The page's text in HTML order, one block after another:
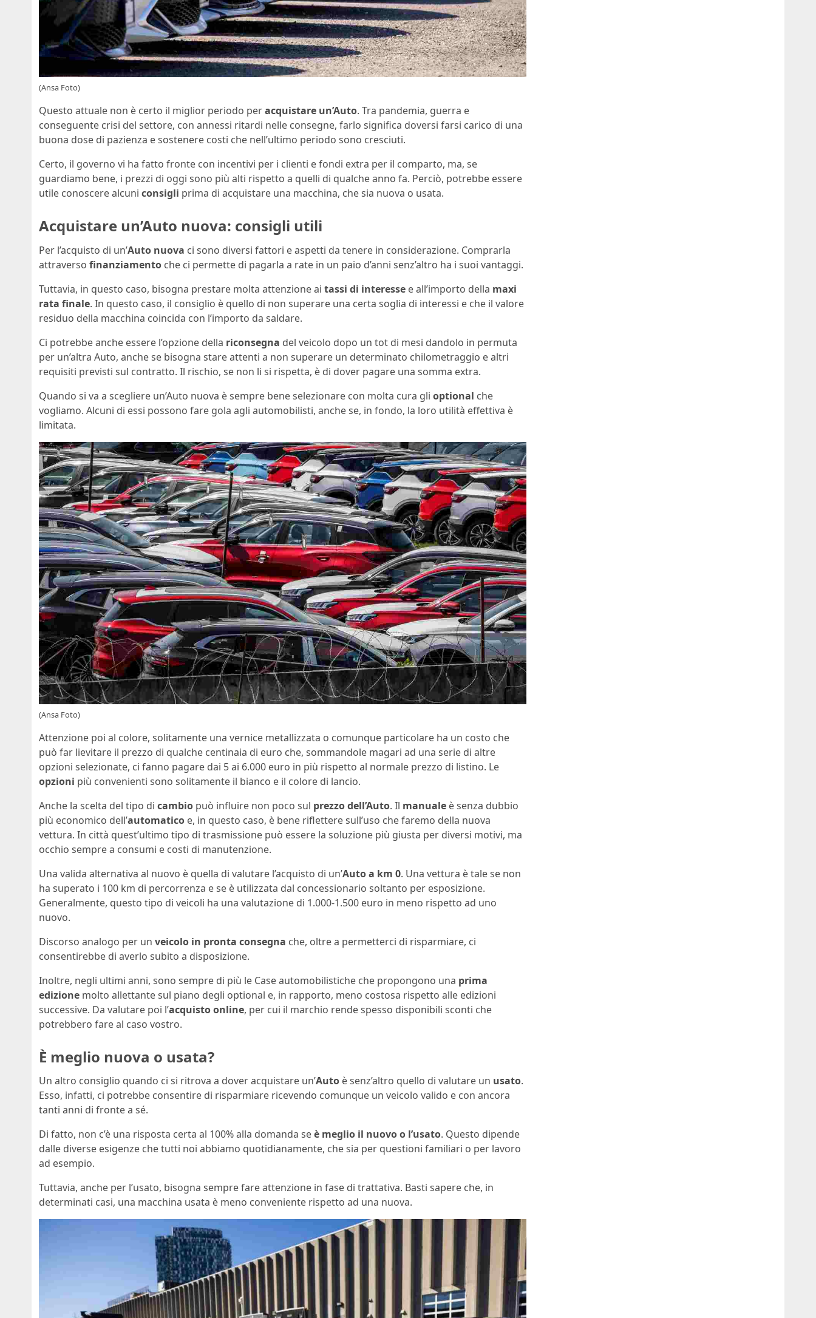
(Ansa Foto)
Questo attuale non è certo il miglior periodo peracquistare un’Auto. Tra pandemia, guerra e
conseguente crisi del settore, con annessi ritardi nelle consegne, farlo significa doversi farsi carico di una
buona dose di pazienza e sostenere costi che nell’ultimo periodo sono cresciuti.
Certo, il governo vi ha fatto fronte con incentivi per i clienti e fondi extra per il comparto, ma, se
guardiamo bene, i prezzi di oggi sono più alti rispetto a quelli di qualche anno fa. Perciò, potrebbe essere
utile conoscere alcuni consigli prima di acquistare una macchina, che sia nuova o usata.
Acquistare un’Auto nuova: consigli utili
Per l’acquisto di un’Auto nuova ci sono diversi fattori e aspetti da tenere in considerazione. Comprarla
attraverso finanziamento che ci permette di pagarla a rate in un paio d’anni senz’altro ha i suoi vantaggi.
Tuttavia, in questo caso, bisogna prestare molta attenzione ai tassi di interesse e all’importo della maxi
rata finale. In questo caso, il consiglio è quello di non superare una certa soglia di interessi e che il valore
residuo della macchina coincida con l’importo da saldare.
Ci potrebbe anche essere l’opzione della riconsegna del veicolo dopo un tot di mesi dandolo in permuta
per un’altra Auto, anche se bisogna stare attenti a non superare un determinato chilometraggio e altri
requisiti previsti sul contratto. Il rischio, se non li si rispetta, è di dover pagare una somma extra.
Quando si va a scegliere un’Auto nuova è sempre bene selezionare con molta cura gli optional che
vogliamo. Alcuni di essi possono fare gola agli automobilisti, anche se, in fondo, la loro utilità effettiva è
limitata.
(Ansa Foto)
Attenzione poi al colore, solitamente una vernice metallizzata o comunque particolare ha un costo che
può far lievitare il prezzo di qualche centinaia di euro che, sommandole magari ad una serie di altre
opzioni selezionate, ci fanno pagare dai 5 ai 6.000 euro in più rispetto al normale prezzo di listino. Le
opzioni più convenienti sono solitamente il bianco e il colore di lancio.
Anche la scelta del tipo di cambio può influire non poco sul prezzodell’Auto. Il manuale è senza dubbio
più economico dell’automatico e, in questo caso, è bene riflettere sull’uso che faremo della nuova
vettura. In città quest’ultimo tipo di trasmissione può essere la soluzione più giusta per diversi motivi, ma
occhio sempre a consumi e costi di manutenzione.
Una valida alternativa al nuovo è quella di valutare l’acquisto di un’Auto a km 0. Una vettura è tale se non
ha superato i 100 km di percorrenza e se è utilizzata dal concessionario soltanto per esposizione.
Generalmente, questo tipo di veicoli ha una valutazione di 1.000-1.500 euro in meno rispetto ad uno
nuovo.
Discorso analogo per un veicolo in pronta consegna che, oltre a permetterci di risparmiare, ci
consentirebbe di averlo subito a disposizione.
Inoltre, negli ultimi anni, sono sempre di più le Case automobilistiche che propongono una prima
edizione molto allettante sul piano degli optional e, in rapporto, meno costosa rispetto alle edizioni
successive. Da valutare poi l’acquisto online, per cui il marchio rende spesso disponibili sconti che
potrebbero fare al caso vostro.
È meglio nuova o usata?
Un altro consiglio quando ci si ritrova a dover acquistare un’Auto è senz’altro quello di valutare un usato.
Esso, infatti, ci potrebbe consentire di risparmiare ricevendo comunque un veicolo valido e con ancora
tanti anni di fronte a sé.
Di fatto, non c’è una risposta certa al 100% alla domanda seè meglio il nuovo o l’usato. Questo dipende
dalle diverse esigenze che tutti noi abbiamo quotidianamente, che sia per questioni familiari o per lavoro
ad esempio.
Tuttavia, anche per l’usato, bisogna sempre fare attenzione in fase di trattativa. Basti sapere che, in
determinati casi, una macchina usata è meno conveniente rispetto ad una nuova.